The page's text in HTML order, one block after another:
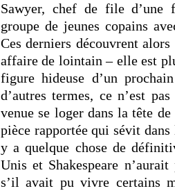
Sawyer, chef de file d’une
groupe de jeunes copains
Ces derniers découvrent
affaire de lointain – elle est
figure hideuse d’un
d’autres termes, ce n’est
venue se loger dans la tête
pièce rapportée qui sévit
y a quelque chose de
Unis et Shakespeare
s’il avait pu vivre certains